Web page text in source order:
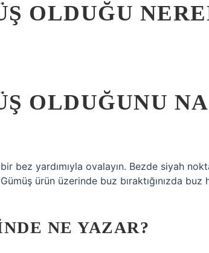
OLDUĞU
OLDUĞUNU
bez yardımıyla ovalayın. Bezde siyah
ürün üzerinde buz bıraktığınızda buz
NE YAZAR?